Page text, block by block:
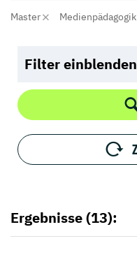
Master Medienpädagogik
Filter einblenden
Ergebnisse (13):